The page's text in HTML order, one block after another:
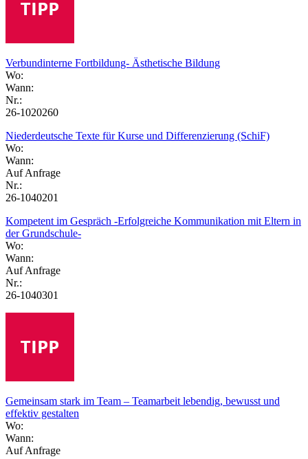
Verbundinterne Fortbildung- Ästhetische Bildung
Wo:
Wann:
Nr.:
26-1020260
Niederdeutsche Texte für Kurse und Differenzierung (SchiF)
Wo:
Wann:
Auf Anfrage
Nr.:
26-1040201
Kompetent im Gespräch -Erfolgreiche Kommunikation mit Eltern in
der Grundschule-
Wo:
Wann:
Auf Anfrage
Nr.:
26-1040301
Gemeinsam stark im Team – Teamarbeit lebendig, bewusst und
effektiv gestalten
Wo:
Wann:
Auf Anfrage